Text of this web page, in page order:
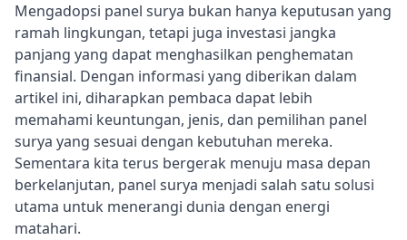
Mengadopsi panel surya bukan hanya keputusan yang
ramah lingkungan, tetapi juga investasi jangka
panjang yang dapat menghasilkan penghematan
finansial. Dengan informasi yang diberikan dalam
artikel ini, diharapkan pembaca dapat lebih
memahami keuntungan, jenis, dan pemilihan panel
surya yang sesuai dengan kebutuhan mereka.
Sementara kita terus bergerak menuju masa depan
berkelanjutan, panel surya menjadi salah satu solusi
utama untuk menerangi dunia dengan energi
matahari.